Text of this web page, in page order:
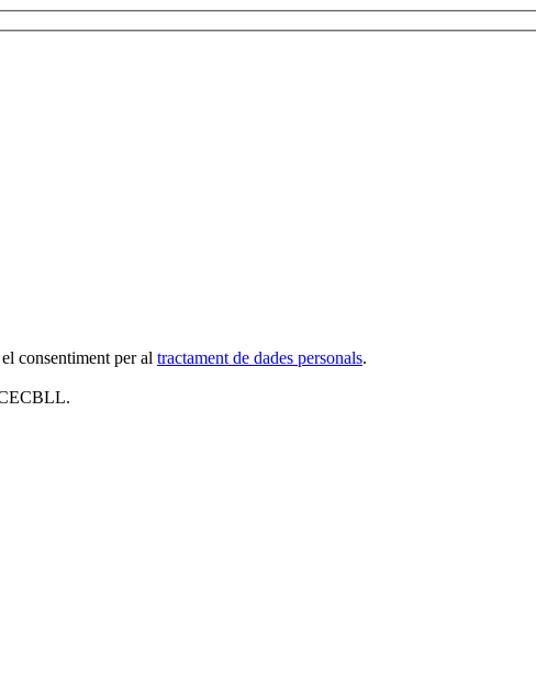
consentiment per al tractament de dades personals.